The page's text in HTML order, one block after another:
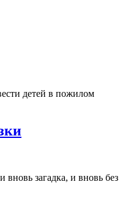
детей в пожилом
вновь загадка, и вновь без